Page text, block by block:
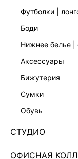
футболки |
боди
нижнее белье
аксессуары
бижутерия
сумки
обувь
СТУДИО
ОФИСНАЯ
Нет в наличии
ЦВЕТ:КОРИЧНЕВЫЙ